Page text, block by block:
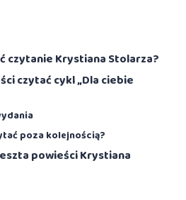
czytanie Krystiana Stolarza?
czytać cykl „Dla ciebie
poza kolejnością?
powieści Krystiana